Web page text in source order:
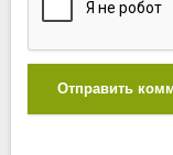
Отправить